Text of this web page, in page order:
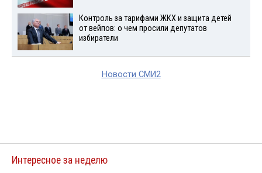
Контроль за тарифами ЖКХ и защита детей
от вейпов: о чем просили депутатов
избиратели
Новости СМИ2
Интересное за неделю